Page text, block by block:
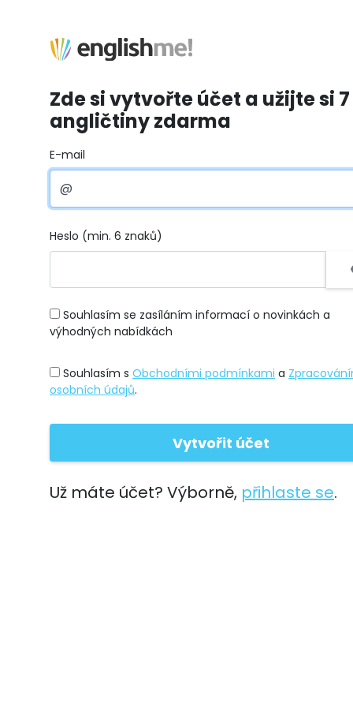
Zde si vytvořte účet a užijte si
angličtiny zdarma
E-mail
Heslo (min. 6 znaků)
Souhlasím se zasíláním informací o novinkách a
výhodných nabídkách
Souhlasím s Obchodními podmínkami a
osobních údajů.
Už máte účet? Výborně, přihlaste se.